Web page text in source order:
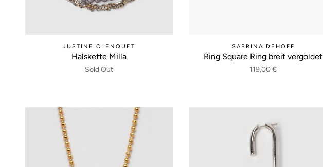
JUSTINE CLENQUET
Halskette Milla
Sold Out
SABRINA DEHOFF
Ring Square Ring breit vergoldet
119,00 €